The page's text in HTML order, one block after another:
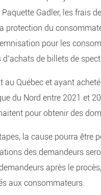
Gadler, les frais
protection du
pour les
de billets de
au Québec et ayant
du Nord entre 2021 et
pour obtenir des
la cause pourra être
des demandeurs
après le
aux consommateurs.